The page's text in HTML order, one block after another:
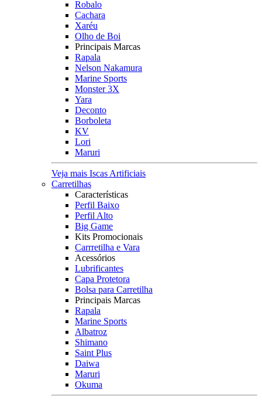
Robalo
Cachara
Xaréu
Olho de Boi
Principais Marcas
Rapala
Nelson Nakamura
Marine Sports
Monster 3X
Yara
Deconto
Borboleta
KV
Lori
Maruri
Veja mais Iscas Artificiais
Carretilhas
Características
Perfil Baixo
Perfil Alto
Big Game
Kits Promocionais
Carrretilha e Vara
Acessórios
Lubrificantes
Capa Protetora
Bolsa para Carretilha
Principais Marcas
Rapala
Marine Sports
Albatroz
Shimano
Saint Plus
Daiwa
Maruri
Okuma